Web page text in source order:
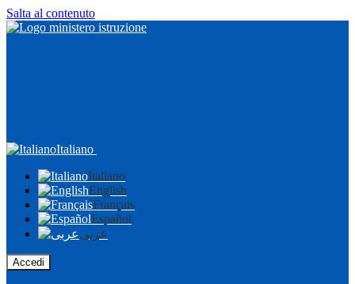
Salta al contenuto
Italiano
Italiano
English
Français
Español
عربى
Accedi